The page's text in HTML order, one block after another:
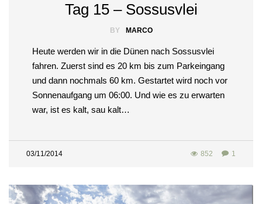
Tag 15 – Sossusvlei
BY MARCO
Heute werden wir in die Dünen nach Sossusvlei
fahren. Zuerst sind es 20 km bis zum Parkeingang
und dann nochmals 60 km. Gestartet wird noch vor
Sonnenaufgang um 06:00. Und wie es zu erwarten
war, ist es kalt, sau kalt…
03/11/2014 1
852